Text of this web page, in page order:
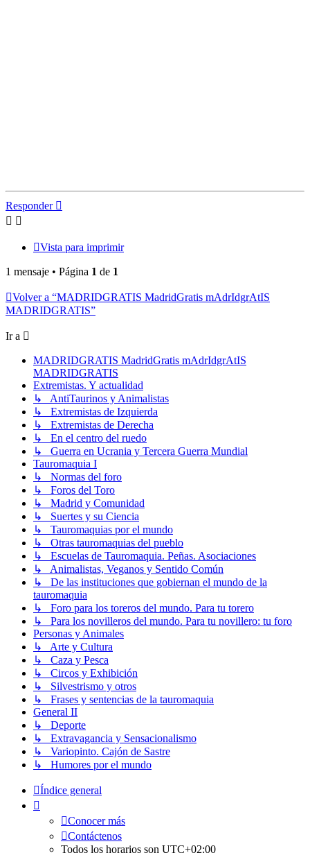
Responder
Vista para imprimir
1 mensaje • Página 1 de 1
Volver a “MADRIDGRATIS MadridGratis mAdrIdgrAtIS
MADRIDGRATIS”
Ir a
MADRIDGRATIS MadridGratis mAdrIdgrAtIS
MADRIDGRATIS
Extremistas. Y actualidad
↳ AntiTaurinos y Animalistas
↳ Extremistas de Izquierda
↳ Extremistas de Derecha
↳ En el centro del ruedo
↳ Guerra en Ucrania y Tercera Guerra Mundial
Tauromaquia I
↳ Normas del foro
↳ Foros del Toro
↳ Madrid y Comunidad
↳ Suertes y su Ciencia
↳ Tauromaquias por el mundo
↳ Otras tauromaquias del pueblo
↳ Escuelas de Tauromaquia. Peñas. Asociaciones
↳ Animalistas, Veganos y Sentido Común
↳ De las instituciones que gobiernan el mundo de la
tauromaquia
↳ Foro para los toreros del mundo. Para tu torero
↳ Para los novilleros del mundo. Para tu novillero: tu foro
Personas y Animales
↳ Arte y Cultura
↳ Caza y Pesca
↳ Circos y Exhibición
↳ Silvestrismo y otros
↳ Frases y sentencias de la tauromaquia
General II
↳ Deporte
↳ Extravagancia y Sensacionalismo
↳ Variopinto. Cajón de Sastre
↳ Humores por el mundo
Índice general
Conocer más
Contáctenos
Todos los horarios son UTC+02:00